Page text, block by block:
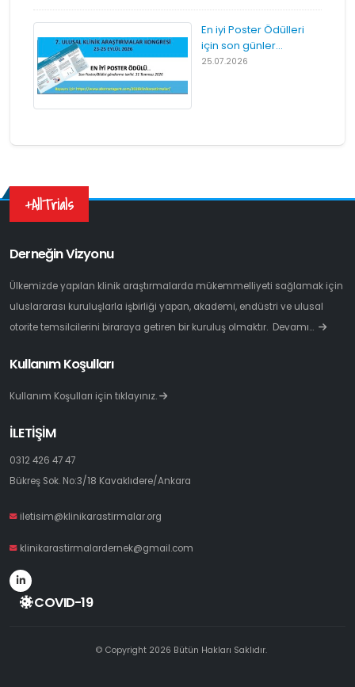
En iyi Poster Ödülleri
için son günler...
25.07.2026
+AllTrials
Derneğin Vizyonu
Ülkemizde yapılan klinik araştırmalarda mükemmelliyeti sağlamak için
uluslararası kuruluşlarla işbirliği yapan, akademi, endüstri ve ulusal
otorite temsilcilerini biraraya getiren bir kuruluş olmaktır. Devamı…
Kullanım Koşulları
Kullanım Koşulları için tıklayınız.
İLETİŞİM
0312 426 47 47
Bükreş Sok. No:3/18 Kavaklıdere/Ankara
iletisim@klinikarastirmalar.org
klinikarastirmalardernek@gmail.com
COVID-19
© Copyright 2026 Bütün Hakları Saklıdır.